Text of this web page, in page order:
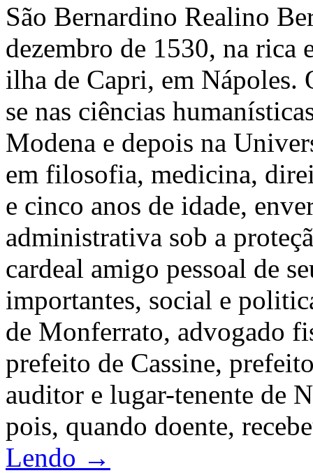
São Bernardino Realino
dezembro de 1530, na rica
ilha de Capri, em
se nas ciências
Modena e depois na
em filosofia, medicina,
e cinco anos de idade,
administrativa sob a
cardeal amigo pessoal de
importantes, social e
de Monferrato, advogado
prefeito de Cassine,
auditor e lugar-tenente de
pois, quando doente,
Lendo →